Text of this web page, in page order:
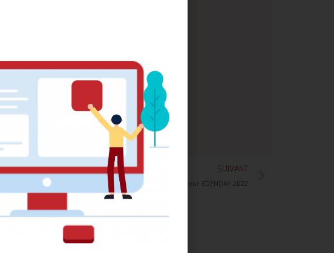
SUIVANT
Flyer pour EDENDAY 2022